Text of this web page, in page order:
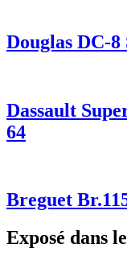
Douglas DC-
Dassault
64
Breguet
Exposé dans